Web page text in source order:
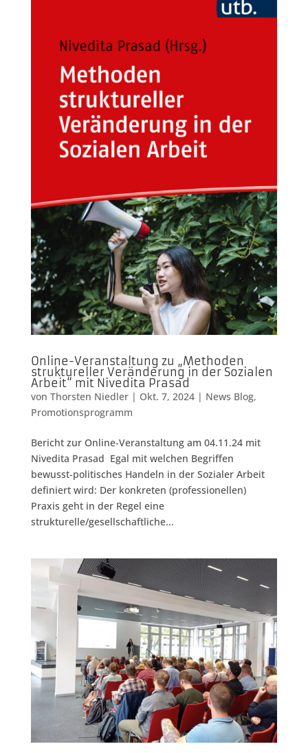
Online-Veranstaltung zu „Methoden
struktureller Veränderung in der Sozialen
Arbeit“ mit Nivedita Prasad
von Thorsten Niedler| Okt. 7, 2024| News Blog,
Promotionsprogramm
Bericht zur Online-Veranstaltung am 04.11.24 mit
Nivedita Prasad Egal mit welchen Begriffen
bewusst-politisches Handeln in der Sozialer Arbeit
definiert wird: Der konkreten (professionellen)
Praxis geht in der Regel eine
strukturelle/gesellschaftliche...